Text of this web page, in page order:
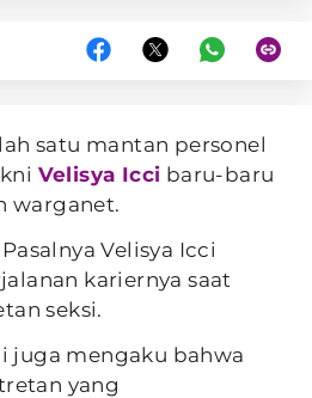
satu mantan personel
Velisya Icci baru-baru
warganet.
Velisya Icci
kariernya saat
seksi.
juga mengaku bahwa
yang